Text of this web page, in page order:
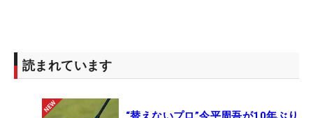
読まれています